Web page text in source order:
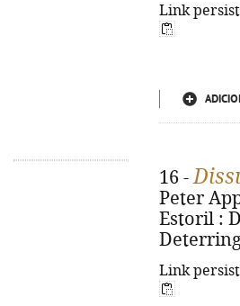
Link
16 -
Peter
Estoril :
Deterring
Link